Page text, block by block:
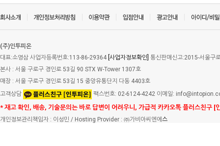
(주)인투피온
대표:소영삼 사업자등록번호:113-86-29364 [사업자정보확인] 통신판매신고:2015-서울구
본사 : 서울 구로구 경인로 53길 90 STX W-Tower 1307호
매장 : 서울 구로구 경인로 53길 15 중앙유통단지 다동 4403호
고객상담
팩스번호: 02-6124-4242 이메일:
* 재고 확인, 배송, 기술문의는 바로 답변이 어려우니, 가급적 카카오톡 플러스친구 [
개인정보관리책임자 : 이성민 / Hosting Provider : ㈜가비아씨엔에 스